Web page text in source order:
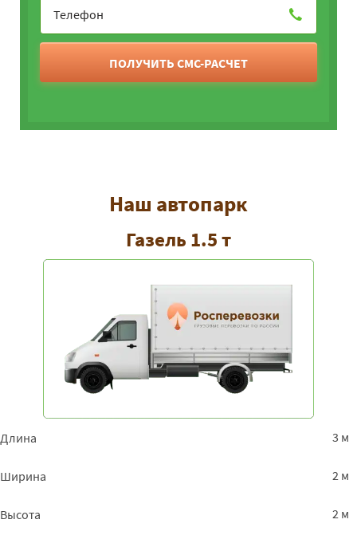
ПОЛУЧИТЬ СМС-РАСЧЕТ
Наш автопарк
Газель 1.5 т
Длина 3 м
Ширина 2 м
Высота 2 м